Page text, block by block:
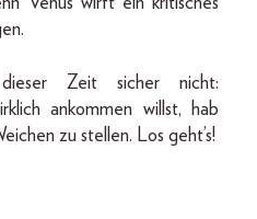
Zeit sicher nicht:
ankommen willst, hab
zu stellen. Los geht’s!